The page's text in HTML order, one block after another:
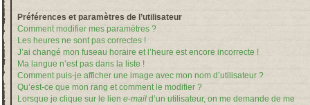
Préférences et paramètres de l’utilisateur
Comment modifier mes paramètres ?
Les heures ne sont pas correctes !
J’ai changé mon fuseau horaire et l’heure est encore incorrecte !
Ma langue n’est pas dans la liste !
Comment puis-je afficher une image avec mon nom d’utilisateur ?
Qu’est-ce que mon rang et comment le modifier ?
Lorsque je clique sur le lien e-mail d’un utilisateur, on me demande de me